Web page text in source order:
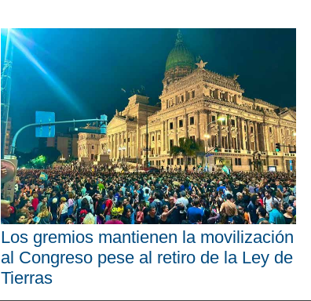
Los gremios mantienen la movilización
al Congreso pese al retiro de la Ley de
Tierras